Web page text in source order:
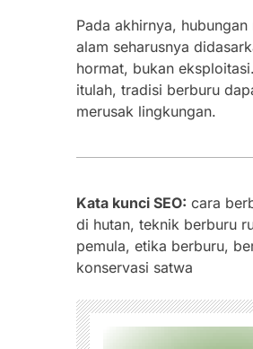
Pada akhirnya,
alam seharusnya
hormat, bukan
itulah, tradisi berburu
merusak lingkungan.
Kata kunci SEO: cara
di hutan, teknik berburu
pemula, etika berburu,
konservasi satwa